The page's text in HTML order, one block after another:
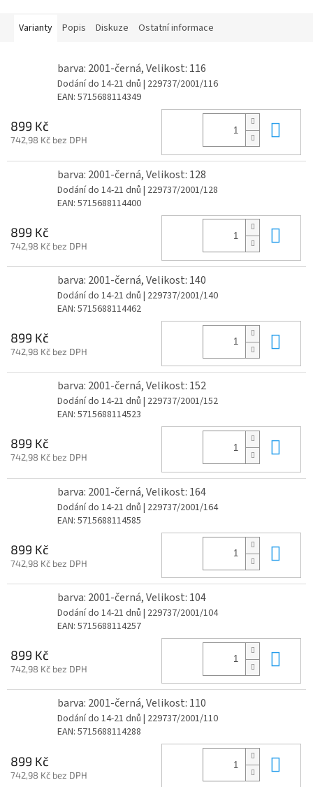
Varianty Popis Diskuze Ostatní informace
barva: 2001-černá, Velikost: 116
Dodání do 14-21 dnů | 229737/2001/116
EAN: 5715688114349
899 Kč
742,98 Kč bez DPH
barva: 2001-černá, Velikost: 128
Dodání do 14-21 dnů | 229737/2001/128
EAN: 5715688114400
899 Kč
742,98 Kč bez DPH
barva: 2001-černá, Velikost: 140
Dodání do 14-21 dnů | 229737/2001/140
EAN: 5715688114462
899 Kč
742,98 Kč bez DPH
barva: 2001-černá, Velikost: 152
Dodání do 14-21 dnů | 229737/2001/152
EAN: 5715688114523
899 Kč
742,98 Kč bez DPH
barva: 2001-černá, Velikost: 164
Dodání do 14-21 dnů | 229737/2001/164
EAN: 5715688114585
899 Kč
742,98 Kč bez DPH
barva: 2001-černá, Velikost: 104
Dodání do 14-21 dnů | 229737/2001/104
EAN: 5715688114257
899 Kč
742,98 Kč bez DPH
barva: 2001-černá, Velikost: 110
Dodání do 14-21 dnů | 229737/2001/110
EAN: 5715688114288
899 Kč
742,98 Kč bez DPH